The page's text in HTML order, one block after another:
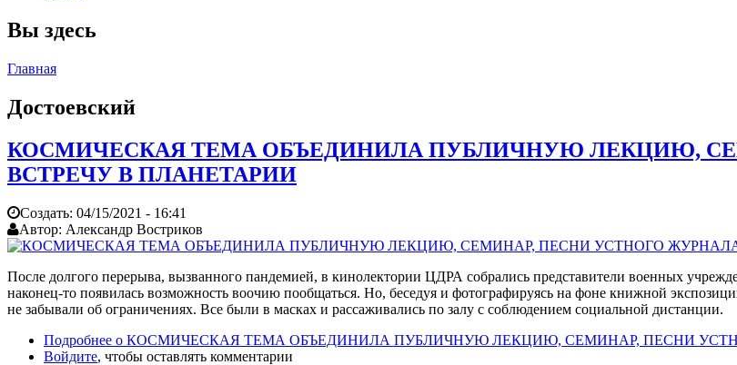
Вы здесь
Главная
Достоевский
КОСМИЧЕСКАЯ ТЕМА ОБЪЕДИНИЛА ПУБЛИЧНУЮ ЛЕКЦИЮ,
ВСТРЕЧУ В ПЛАНЕТАРИИ
Создать: 04/15/2021 - 16:41
Автор: Александр Востриков
После долгого перерыва, вызванного пандемией, в кинолектории ЦДРА собрались представители военных
наконец-то появилась возможность воочию пообщаться. Но, беседуя и фотографируясь на фоне книжной
не забывали об ограничениях. Все были в масках и рассаживались по залу с соблюдением социальной дистанции.
Подробнее о КОСМИЧЕСКАЯ ТЕМА ОБЪЕДИНИЛА ПУБЛИЧНУЮ ЛЕКЦИЮ, СЕМИНАР, ПЕСНИ
Войдите, чтобы оставлять комментарии